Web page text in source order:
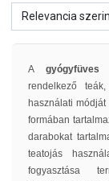
Relevancia
A
rendelkező
használati
formában
darabokat
teatojás
fogyasztása